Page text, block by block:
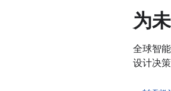
为
全球智
设计决